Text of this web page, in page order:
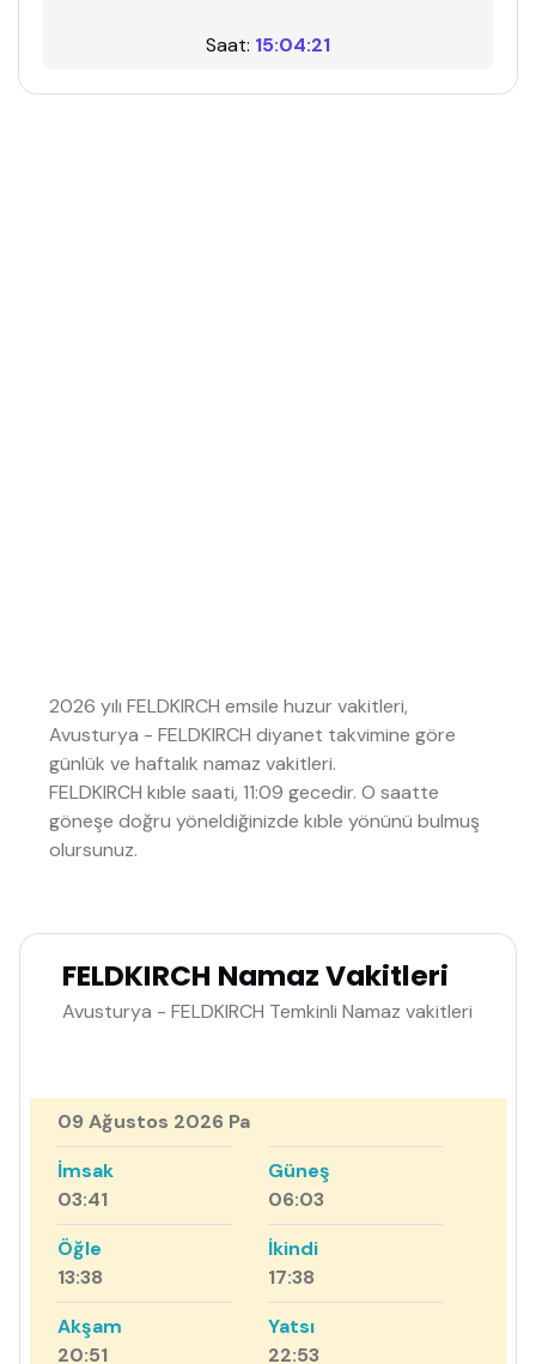
Saat: 15:04:21
2026 yılı FELDKIRCH emsile huzur vakitleri,
Avusturya - FELDKIRCH diyanet takvimine göre
günlük ve haftalık namaz vakitleri.
FELDKIRCH kıble saati, 11:09 gecedir. O saatte
göneşe doğru yöneldiğinizde kıble yönünü bulmuş
olursunuz.
FELDKIRCH Namaz Vakitleri
Avusturya - FELDKIRCH Temkinli Namaz vakitleri
09 Ağustos 2026 Pa
İmsak
03:41
Güneş
06:03
Öğle
13:38
İkindi
17:38
Akşam
20:51
Yatsı
22:53